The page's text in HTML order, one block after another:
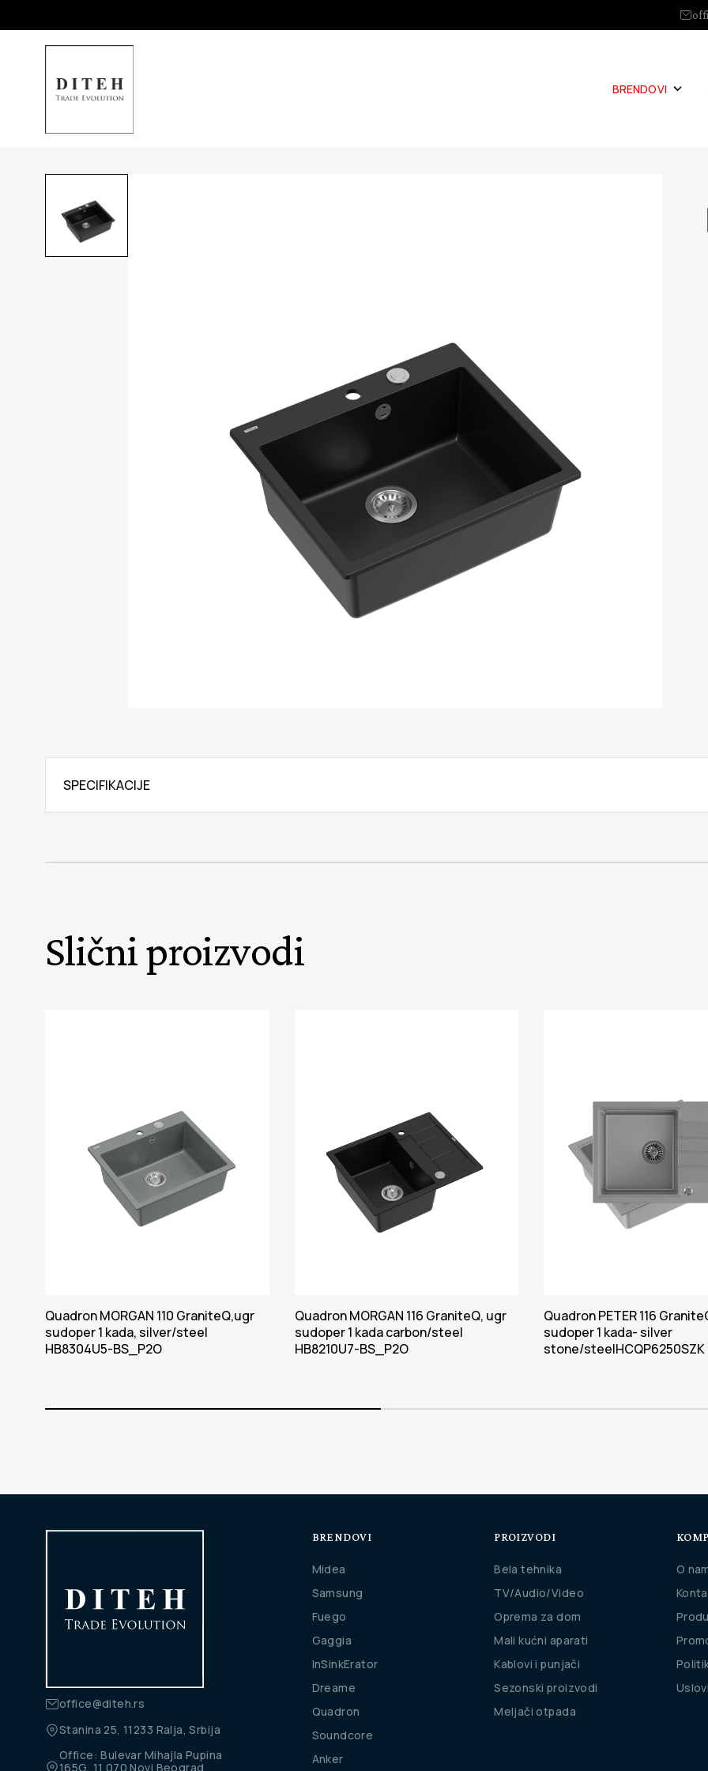
BRENDOVI
SPECIFIKACIJE
Slični proizvodi
Quadron MORGAN 110 GraniteQ,ugr
sudoper 1 kada, silver/steel
HB8304U5-BS_P2O
Quadron MORGAN 116 GraniteQ, ugr
sudoper 1 kada carbon/steel
HB8210U7-BS_P2O
Quadron PETER 116
sudoper 1 kada- silver
stone/steelHCQP6250SZK
office@diteh.rs
Stanina 25, 11233 Ralja, Srbija
Office: Bulevar Mihajla Pupina
165G, 11 070 Novi Beograd,
BRENDOVI
Midea
Samsung
Fuego
Gaggia
InSinkErator
Dreame
Quadron
Soundcore
Anker
PROIZVODI
Bela tehnika
TV/Audio/Video
Oprema za dom
Mali kućni aparati
Kablovi i punjači
Sezonski proizvodi
Meljači otpada
O